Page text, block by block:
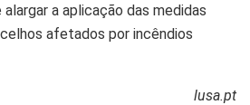
a aplicação das medidas
afetados por incêndios
lusa.pt